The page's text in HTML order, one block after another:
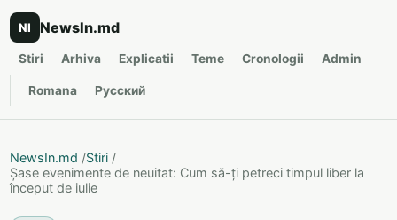
NI NewsIn.md
Stiri Arhiva Explicatii Teme Cronologii Admin
Romana Русский
NewsIn.md /Stiri /
Șase evenimente de neuitat: Cum să-ți petreci timpul liber la
început de iulie